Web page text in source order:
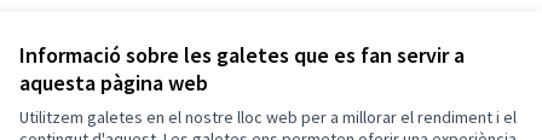
Informació sobre les galetes que es fan servir a
aquesta pàgina web
Utilitzem galetes en el nostre lloc web per a millorar el rendiment i el